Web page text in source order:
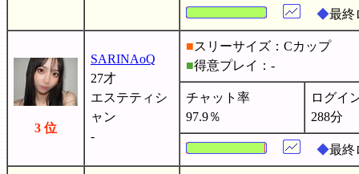
◆最終
3 位
SARINAoQ
27才
エステティシ
ャン
-
■スリーサイズ：Cカップ
■得意プレイ：-
チャット率
97.9％
ログイ
288分
◆最終